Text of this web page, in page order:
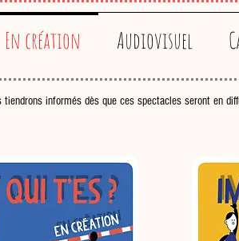
En création Audiovisuel
informés dès que ces spectacles seront en